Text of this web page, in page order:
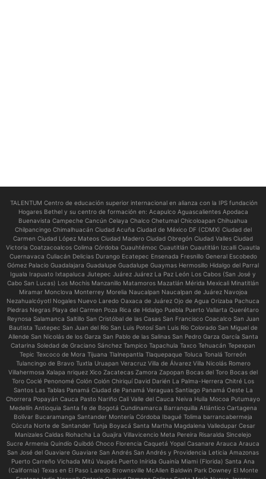
TALENTUM Centro de educación superior internacional en alianza con la IPS fundación
Hogares Bethel y su centro de formación en: Acapulco Aguascalientes Apodaca
Buenavista Campeche Cancún Celaya Chalco Chetumal Chicoloapan Chihuahua
Chilpancingo Chimalhuacán Ciudad Acuña Ciudad de México DF (CDMX) Ciudad del
Carmen Ciudad López Mateos Ciudad Madero Ciudad Obregón Ciudad Valles Ciudad
Victoria Coatzacoalcos Colima Córdoba Cuauhtémoc Cuautitlán Cuautitlán Izcalli Cuautla
Cuernavaca Culiacán Delicias Durango Ecatepec Ensenada Fresnillo General Escobedo
Gómez Palacio Guadalajara Guadalupe Guadalupe Guaymas Hermosillo Hidalgo del Parral
Iguala Irapuato Ixtapaluca Jiutepec Juárez Juárez La Paz León Los Cabos (San José y
Cabo San Lucas) Los Mochis Manzanillo Matamoros Mazatlán Mérida Mexicali Minatitlán
Miramar Monclova Monterrey Morelia Naucalpan Naucalpan de Juárez Navojoa
Nezahualcóyotl Nogales Nuevo Laredo Oaxaca de Juárez Ojo de Agua Orizaba Pachuca
Piedras Negras Playa del Carmen Poza Rica de Hidalgo Puebla Puerto Vallarta Querétaro
Reynosa Salamanca Saltillo San Cristóbal de las Casas San Francisco Coacalco San Juan
Bautista Tuxtepec San Juan del Río San Luis Potosí San Luis Río Colorado San Miguel de
Allende San Nicolás de los Garza San Pablo de las Salinas San Pedro Garza García Santa
Catarina Soledad de Graciano Sánchez Tampico Tapachula Taxco Tehuacán Tepexpan
Tepic Texcoco de Mora Tijuana Tlalnepantla Tlaquepaque Toluca Tonalá Torreón
Tulancingo de Bravo Tuxtla Uruapan Veracruz Villa de Álvarez Villa Nicolás Romero
Villahermosa Xalapa nriquez Xico Zacatecas Zamora Zapopan Bocas del Toro Bocas del
Toro Coclé Penonomé Colón Colón Chiriquí David Darién La Palma-Herrera Chitré Los
Santos Las Tablas Panamá Ciudad de Panamá Veraguas Santiago Panamá Oeste La
Chorrera Popayán Cauca Pasto Nariño Cali Valle del Cauca Neiva Huila Mocoa Putumayo
Medellín Antioquia Santa fe de Bogotá Cundinamarca Barranquilla Atlántico Cartagena
Bolívar Bucaramanga Santander Montería Córdoba Ibagué Tolima barrancabermeja
Cúcuta Norte de Santander Tunja Boyacá Santa Martha Magdalena Valledupar Cesar
Manizales Caldas Riohacha La Guajira Villavicencio Meta Pereira Risaralda Sincelejo
Sucre Armenia Quindío Quibdó Choco Florencia Caquetá Yopal Casanare Arauca Arauca
San José del Guaviare Guaviare San Andrés San Andrés y Providencia Leticia Amazonas
Puerto Carreño Vichada Mitú Vaupés Puerto Inírida Guainía Miami (Florida) Santa Ana
(California) Texas en El Paso Laredo Brownsville McAllen Baldwin Park Downey El Monte